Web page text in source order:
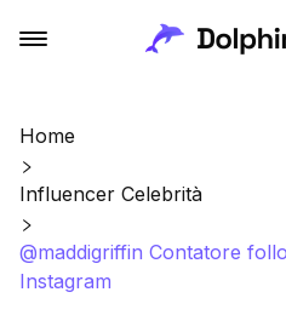
Home
Influencer Celebrità
@maddigriffin Contatore
Instagram